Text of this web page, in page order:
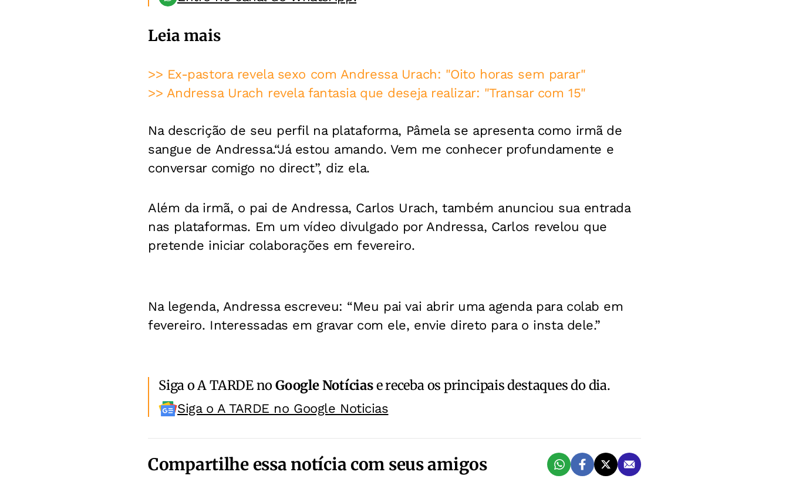
Leia mais
>> Ex-pastora revela sexo com Andressa Urach: "Oito horas sem parar"
>> Andressa Urach revela fantasia que deseja realizar: "Transar com 15"
Na descrição de seu perfil na plataforma, Pâmela se apresenta como irmã de
sangue de Andressa.“Já estou amando. Vem me conhecer profundamente e
conversar comigo no direct”, diz ela.
Além da irmã, o pai de Andressa, Carlos Urach, também anunciou sua entrada
nas plataformas. Em um vídeo divulgado por Andressa, Carlos revelou que
pretende iniciar colaborações em fevereiro.
Na legenda, Andressa escreveu: “Meu pai vai abrir uma agenda para colab em
fevereiro. Interessadas em gravar com ele, envie direto para o insta dele.”
Siga o A TARDE noGoogle Notíciase receba os principais destaques do dia.
Siga o A TARDE no Google Noticias
Compartilhe essa notícia com seus amigos